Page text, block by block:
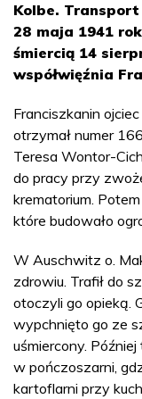
Kolbe.
28 maja 1941
śmiercią 14
współwięźnia
Franciszkanin
otrzymał numer
Teresa Wontor-
do pracy przy
krematorium.
które budowało
W Auschwitz o.
zdrowiu. Trafił do
otoczyli go opieką.
wypchnięto go ze
uśmiercony.
w pończoszarni,
kartoflarni przy